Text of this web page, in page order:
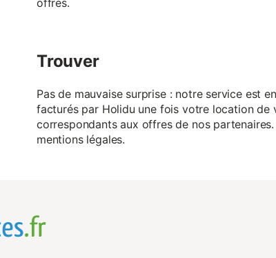
Trouver
Pas de mauvaise surprise : notre service est
facturés par Holidu une fois votre location de
correspondants aux offres de nos
mentions légales.